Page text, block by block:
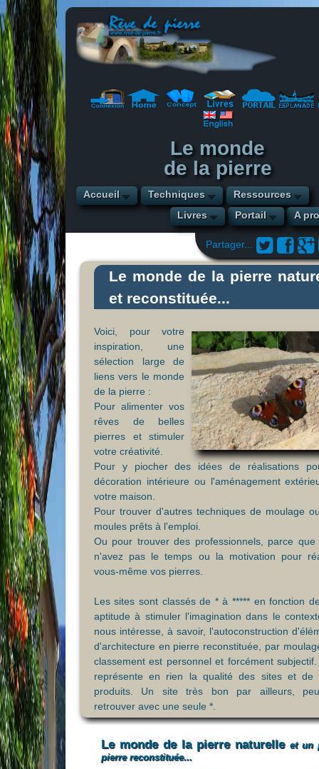
Le monde
de la pierre
Accueil Techniques
Ressources
A
Portail
Livres
Partager...
Le monde de la pierre
et reconstituée...
Voici, pour votre
inspiration, une
sélection large de
liens vers le monde
de la pierre :
Pour alimenter vos
rêves de belles
pierres et stimuler
votre créativité.
Pour y piocher des idées de réalisations
décoration intérieure ou l'aménagement
votre maison.
Pour trouver d'autres techniques de moulage
moules prêts à l'emploi.
Ou pour trouver des professionnels, parce que
n'avez pas le temps ou la motivation pour
vous-même vos pierres.
Les sites sont classés de * à ***** en fonction
aptitude à stimuler l'imagination dans le
nous intéresse, à savoir, l'autoconstruction
d'architecture en pierre reconstituée, par
classement est personnel et forcément
représente en rien la qualité des sites et de
produits. Un site très bon par ailleurs,
retrouver avec une seule *.
Le monde de la pierre naturelleet un
pierre reconstituée...